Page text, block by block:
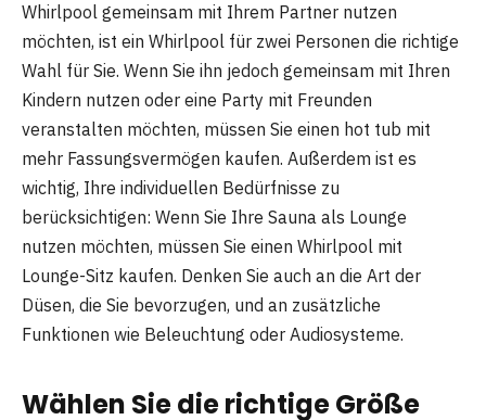
Whirlpool gemeinsam mit Ihrem Partner nutzen
möchten, ist ein Whirlpool für zwei Personen die richtige
Wahl für Sie. Wenn Sie ihn jedoch gemeinsam mit Ihren
Kindern nutzen oder eine Party mit Freunden
veranstalten möchten, müssen Sie einen hot tub mit
mehr Fassungsvermögen kaufen. Außerdem ist es
wichtig, Ihre individuellen Bedürfnisse zu
berücksichtigen: Wenn Sie Ihre Sauna als Lounge
nutzen möchten, müssen Sie einen Whirlpool mit
Lounge-Sitz kaufen. Denken Sie auch an die Art der
Düsen, die Sie bevorzugen, und an zusätzliche
Funktionen wie Beleuchtung oder Audiosysteme.
Wählen Sie die richtige Größe